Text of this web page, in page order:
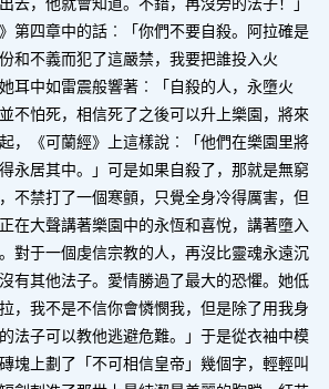
第四章中的話︰「你們不要自殺。阿拉確是
和不義而犯了這嚴禁，我要把誰投入火
耳中如雷震般響著︰「自殺的人，永墮火
不怕死，相信死了之後可以升上樂園，將來
，《可蘭經》上這樣說︰「他們在樂園里將
永居其中。」可是如果自殺了，那就是無窮
不禁打了一個寒顫，只覺全身冷得厲害，但
在大聲講著樂園中的永恆和喜悅，講著墮入
對于一個虔信宗教的人，再沒比靈魂永遠沉
有其他法子。愛情勝過了最大的恐懼。她低
，我不是不信你會憐憫我，但是除了用我身
法子可以教他逃避危難。」于是從衣袖中模
塊上劃了「不可相信皇帝」幾個字，輕輕叫